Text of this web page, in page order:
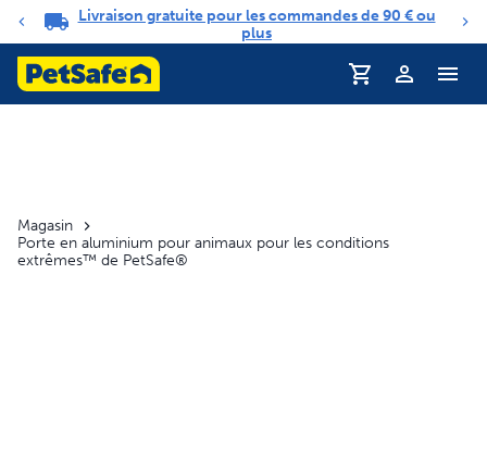
Carrousel de notifications
Livraison gratuite pour les commandes de 90 € ou
plus
Profil
Magasin
Porte en aluminium pour animaux pour les conditions
extrêmes™ de PetSafe®